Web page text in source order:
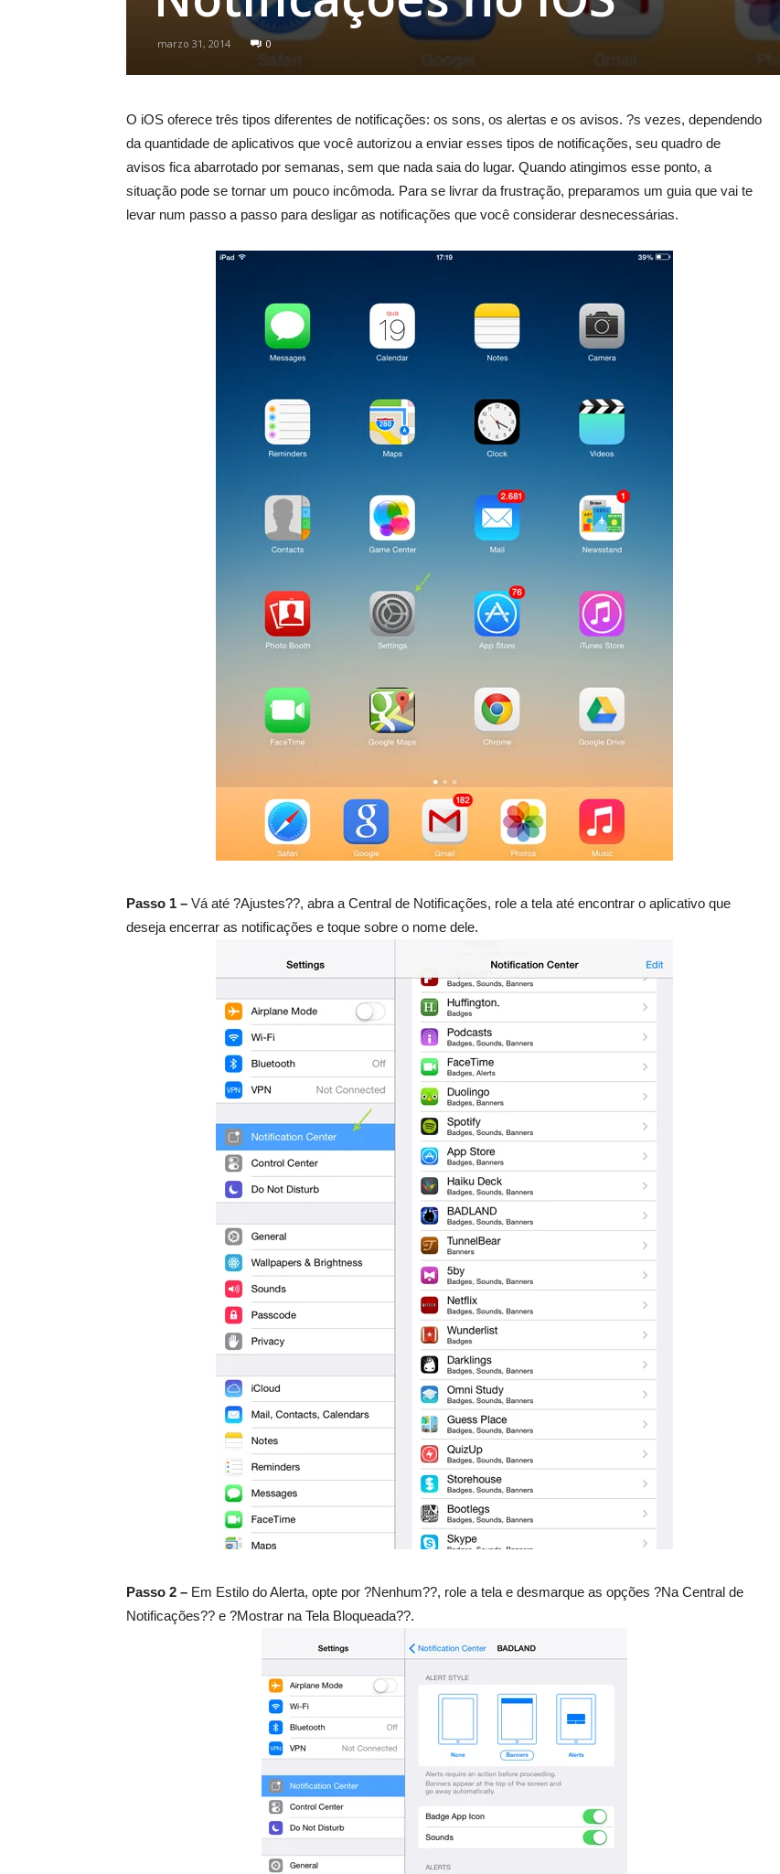
marzo 31, 2014 0
O iOS oferece três tipos diferentes de notificações: os sons, os alertas e os avisos. ?s vezes, dependendo
da quantidade de aplicativos que você autorizou a enviar esses tipos de notificações, seu quadro de
avisos fica abarrotado por semanas, sem que nada saia do lugar. Quando atingimos esse ponto, a
situação pode se tornar um pouco incômoda. Para se livrar da frustração, preparamos um guia que vai te
levar num passo a passo para desligar as notificações que você considerar desnecessárias.
Passo 1 – Vá até ?Ajustes??, abra a Central de Notificações, role a tela até encontrar o aplicativo que
deseja encerrar as notificações e toque sobre o nome dele.
Passo 2 – Em Estilo do Alerta, opte por ?Nenhum??, role a tela e desmarque as opções ?Na Central de
Notificações?? e ?Mostrar na Tela Bloqueada??.